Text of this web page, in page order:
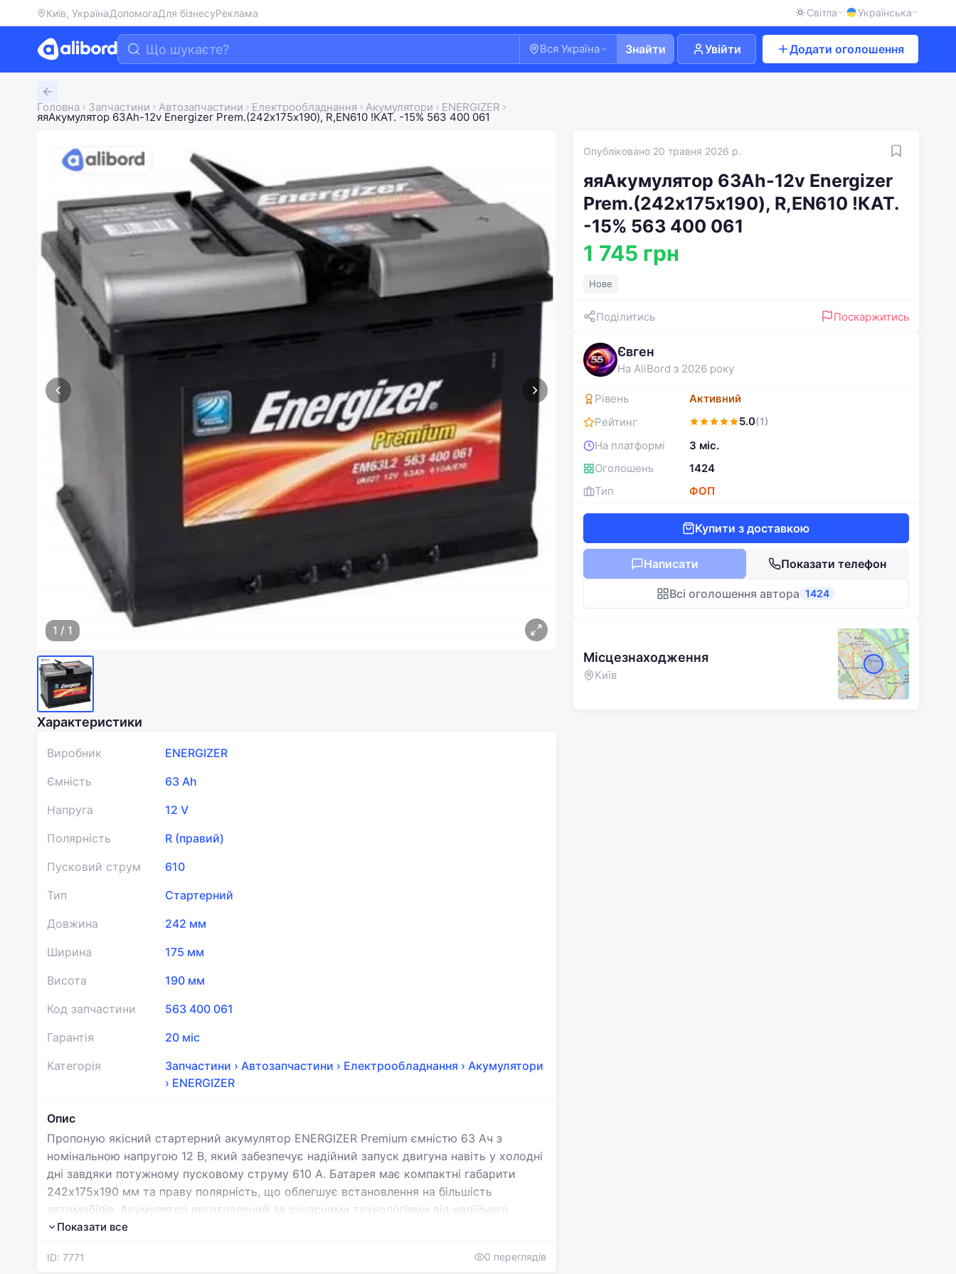
Київ, УкраїнаДопомогаДля бізнесуРеклама Світла Українська
Вся Україна Знайти Увійти Додати оголошення
Головна Запчастини Автозапчастини Електрообладнання Акумулятори ENERGIZER
яяАкумулятор 63Ah-12v Energizer Prem.(242х175х190), R,EN610 !КАТ. -15% 563 400 061
1 / 1
Характеристики
Виробник
ENERGIZER
Ємність
63 Ah
Напруга
12 V
Полярність
R (правий)
Пусковий струм
610
Тип
Стартерний
Довжина
242 мм
Ширина
175 мм
Висота
190 мм
Код запчастини
563 400 061
Гарантія
20 міс
Категорія
Запчастини › Автозапчастини › Електрообладнання › Акумулятори
› ENERGIZER
Опис
Пропоную якісний стартерний акумулятор ENERGIZER Premium ємністю 63 Ач з
номінальною напругою 12 В, який забезпечує надійний запуск двигуна навіть у холодні
дні завдяки потужному пусковому струму 610 А. Батарея має компактні габарити
242х175х190 мм та праву полярність, що облегшує встановлення на більшість
автомобілів. Акумулятор виготовлений за сучасними технологіями від надійного
європейського виробника з репутацією якості та довговічності. Цей стартерний
електричних систем вашого транспорту. На даний момент пропонується зі
Показати все
ID: 7771 0 переглядів
Опубліковано 20 травня 2026 р.
яяАкумулятор 63Ah-12v Energizer
Prem.(242х175х190), R,EN610 !КАТ.
-15% 563 400 061
1 745 грн
Нове
Поділитись Поскаржитись
Євген
На AliBord з 2026 року
Рівень
Активний
Рейтинг
5.0(1)
На платформі
3 міс.
Оголошень
1424
Тип
ФОП
Купити з доставкою
Написати Показати телефон
Всі оголошення автора 1424
Місцезнаходження
Київ
Пароль